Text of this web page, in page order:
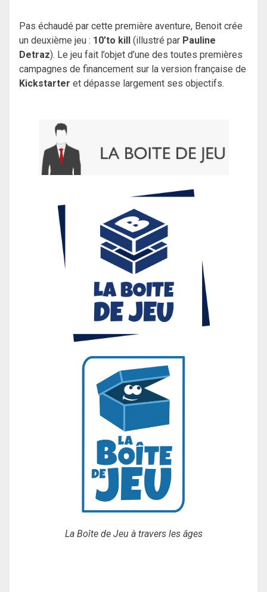
Pas échaudé par cette première aventure, Benoit crée
un deuxième jeu : 10’to kill (illustré par Pauline
Detraz). Le jeu fait l’objet d’une des toutes premières
campagnes de financement sur la version française de
Kickstarter et dépasse largement ses objectifs.
La Boîte de Jeu à travers les âges